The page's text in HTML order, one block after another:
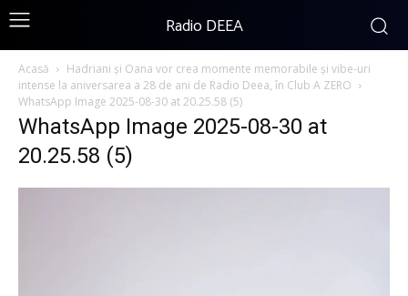
Radio DEEA
Acasă
Hadriani și Oana vor crea momente memorabile și vibe-uri
intense la aniversarea a 28 de ani de Radio Deea, în Club A ZERO
WhatsApp Image 2025-08-30 at 20.25.58 (5)
WhatsApp Image 2025-08-30 at
20.25.58 (5)